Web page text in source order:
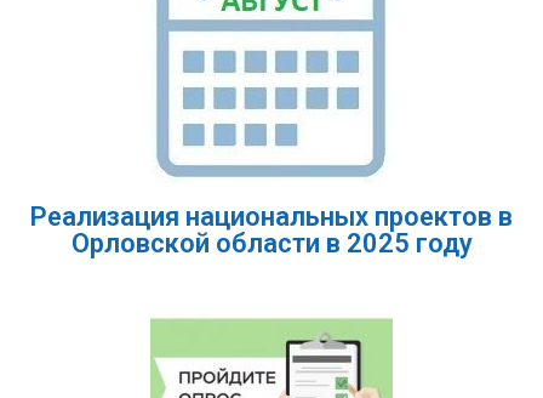
Реализация национальных проектов в
Орловской области в 2025 году